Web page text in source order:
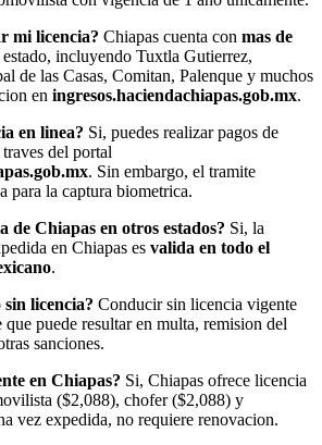
mi licencia? Chiapas cuenta con mas de
incluyendo Tuxtla Gutierrez,
de las Casas, Comitan, Palenque y muchos
en ingresos.haciendachiapas.gob.mx.
en linea? Si, puedes realizar pagos de
del portal
. Sin embargo, el tramite
para la captura biometrica.
de Chiapas en otros estados? Si, la
en Chiapas es valida en todo el
.
sin licencia? Conducir sin licencia vigente
puede resultar en multa, remision del
sanciones.
en Chiapas? Si, Chiapas ofrece licencia
($2,088), chofer ($2,088) y
vez expedida, no requiere renovacion.